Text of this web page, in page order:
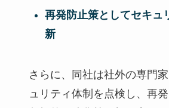
再発防止策としてセキュ
新
さらに、同社は社外の専門
ュリティ体制を点検し、再